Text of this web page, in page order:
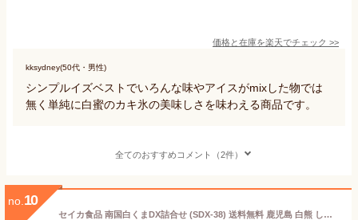
価格と在庫を楽天でチェック >>
kksydney(50代・男性)
シンプルイズベストでいろんな味やアイスがmixした物では
無く単純に白蜜のカキ氷の美味しさを味わえる商品です。
全てのおすすめコメント（2件）
no. 10
セイカ食品 南国白くまDX詰合せ (SDX-38) 送料無料 鹿児島 白熊 しろくま アイス 250ml 8個 氷菓子 かき氷 カップ マンゴー ご当地アイス アイスクリーム ラクトアイス 練乳 内祝 ギフト プレゼント お取り寄せ (北海道・沖縄別途送料)